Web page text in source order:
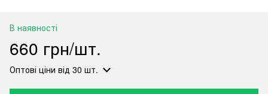
В наявності
660 грн/шт.
Оптові ціни від 30 шт.